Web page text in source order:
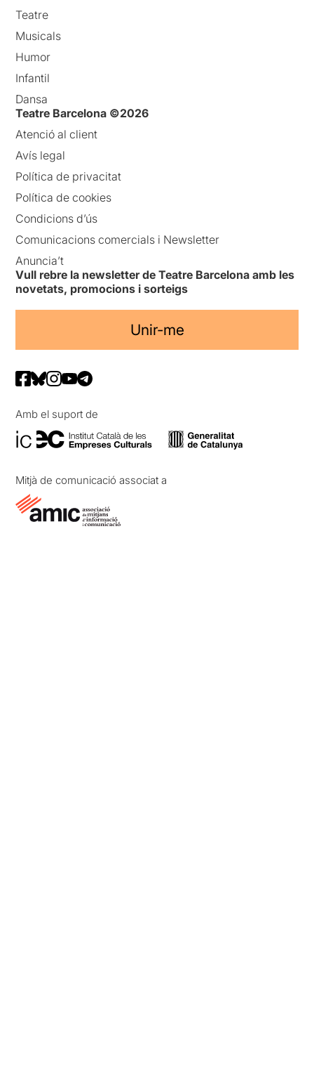
Teatre
Musicals
Humor
Infantil
Dansa
Teatre Barcelona ©2026
Atenció al client
Avís legal
Política de privacitat
Política de cookies
Condicions d’ús
Comunicacions comercials i Newsletter
Anuncia’t
Vull rebre la newsletter de Teatre Barcelona amb les
novetats, promocions i sorteigs
Unir-me
Amb el suport de
Mitjà de comunicació associat a